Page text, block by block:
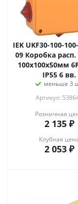
IEK UKF30-100-
09 Коробка
100х100х50мм
IP55 6 вв.
меньше 3
Артикул:
Розничная
2 135 ₽
Клубная
2 053 ₽